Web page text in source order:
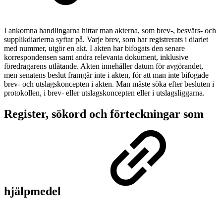
I ankomna handlingarna hittar man akterna, som brev-, besvärs- och
supplikdiarierna syftar på. Varje brev, som har registrerats i diariet
med nummer, utgör en akt. I akten har bifogats den senare
korrespondensen samt andra relevanta dokument, inklusive
föredragarens utlåtande. Akten innehåller datum för avgörandet,
men senatens beslut framgår inte i akten, för att man inte bifogade
brev- och utslagskoncepten i akten. Man måste söka efter besluten i
protokollen, i brev- eller utslagskoncepten eller i utslagsliggarna.
Register, sökord och förteckningar som
hjälpmedel